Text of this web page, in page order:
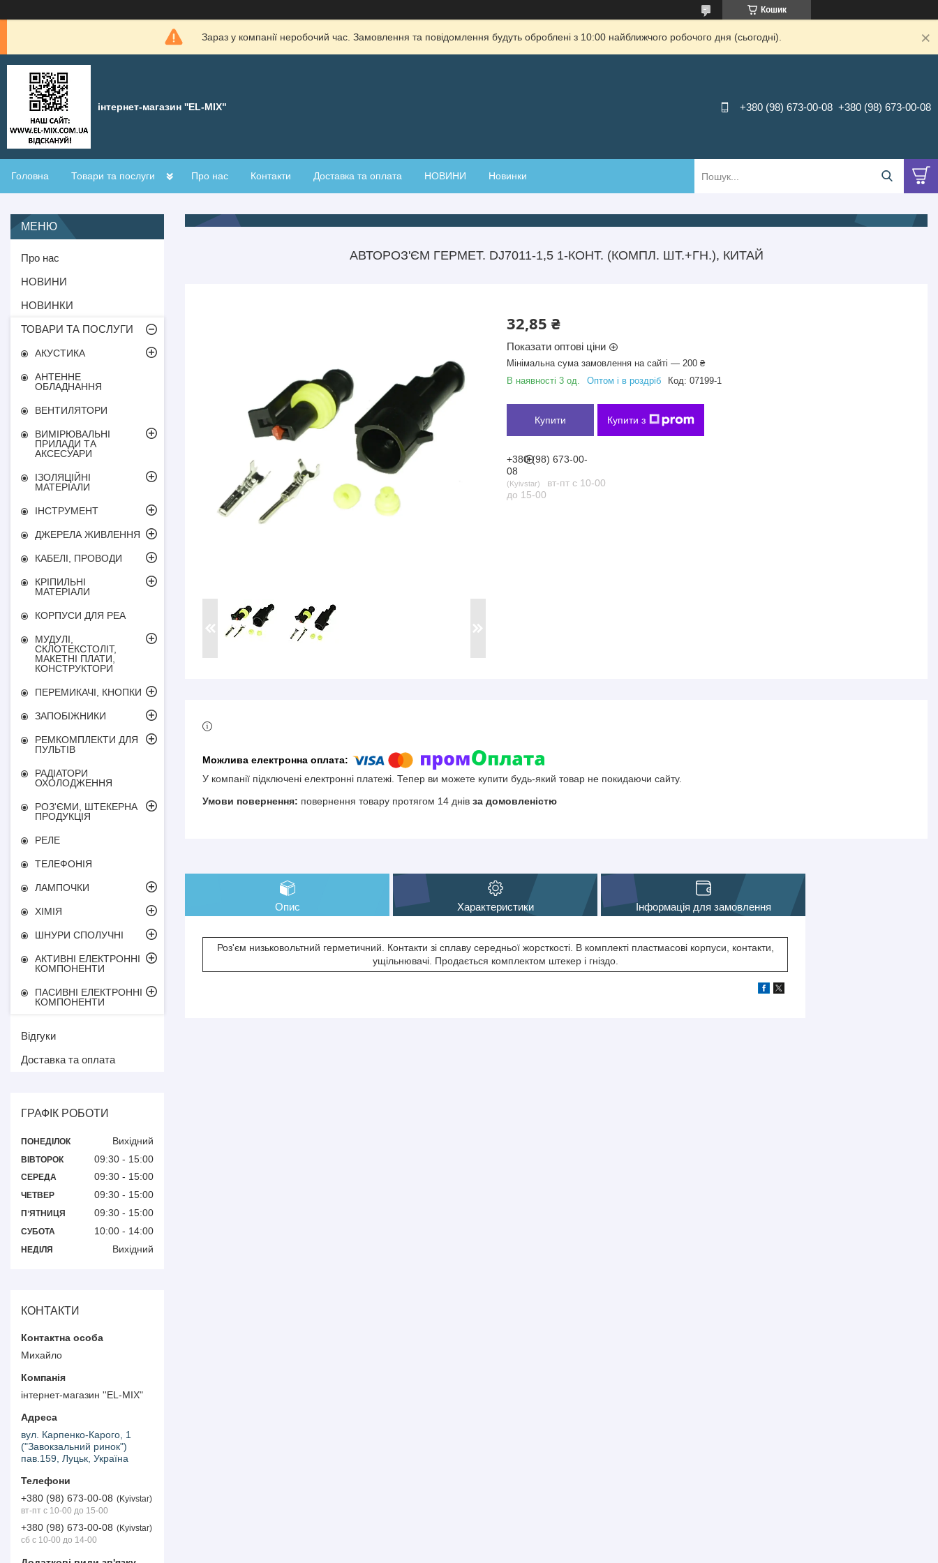
Кошик
Зараз у компанії неробочий час. Замовлення та повідомлення будуть оброблені з 10:00 найближчого робочого дня (сьогодні).
інтернет-магазин ''EL-MIX" +380 (98) 673-00-08 +380 (98) 673-00-08
Головна Товари та послуги Про нас Контакти Доставка та оплата НОВИНИ Новинки
АВТОРОЗ'ЄМ ГЕРМЕТ. DJ7011-1,5 1-КОНТ. (КОМПЛ. ШТ.+ГН.), КИТАЙ
32,85 ₴
Показати оптові ціни
Мінімальна сума замовлення на сайті — 200 ₴
В наявності 3 од.
Оптом і в роздріб Код: 07199-1
Купити Купити з
+380 (98) 673-00-
08
Kyivstar
вт-пт с 10-00
до 15-00
У компанії підключені електронні платежі. Тепер ви можете купити будь-який товар не покидаючи сайту.
повернення товару протягом 14 днів за домовленістю
Опис Характеристики Інформація для замовлення
Роз'єм низьковольтний герметичний. Контакти зі сплаву середньої жорсткості. В комплекті пластмасові корпуси, контакти,
ущільнювачі. Продається комплектом штекер і гніздо.
Про нас
НОВИНИ
НОВИНКИ
ТОВАРИ ТА ПОСЛУГИ
АКУСТИКА
АНТЕННЕ
ОБЛАДНАННЯ
ВЕНТИЛЯТОРИ
ВИМІРЮВАЛЬНІ
ПРИЛАДИ ТА
АКСЕСУАРИ
ІЗОЛЯЦІЙНІ
МАТЕРІАЛИ
ІНСТРУМЕНТ
ДЖЕРЕЛА ЖИВЛЕННЯ
КАБЕЛІ, ПРОВОДИ
КРІПИЛЬНІ
МАТЕРІАЛИ
КОРПУСИ ДЛЯ РЕА
МУДУЛІ,
СКЛОТЕКСТОЛІТ,
МАКЕТНІ ПЛАТИ,
КОНСТРУКТОРИ
ПЕРЕМИКАЧІ, КНОПКИ
ЗАПОБІЖНИКИ
РЕМКОМПЛЕКТИ ДЛЯ
ПУЛЬТІВ
РАДІАТОРИ
ОХОЛОДЖЕННЯ
РОЗ'ЄМИ, ШТЕКЕРНА
ПРОДУКЦІЯ
РЕЛЕ
ТЕЛЕФОНІЯ
ЛАМПОЧКИ
ХІМІЯ
ШНУРИ СПОЛУЧНІ
АКТИВНІ ЕЛЕКТРОННІ
КОМПОНЕНТИ
ПАСИВНІ ЕЛЕКТРОННІ
КОМПОНЕНТИ
Відгуки
Доставка та оплата
ГРАФІК РОБОТИ
ПОНЕДІЛОК Вихідний
ВІВТОРОК 09:30 15:00
СЕРЕДА 09:30 15:00
ЧЕТВЕР 09:30 15:00
ПʼЯТНИЦЯ 09:30 15:00
СУБОТА 10:00 14:00
НЕДІЛЯ Вихідний
КОНТАКТИ
Михайло
інтернет-магазин ''EL-MIX"
вул. Карпенко-Карого, 1
("Завокзальний ринок")
пав.159, Луцьк, Україна
+380 (98) 673-00-08
Kyivstar
вт-пт с 10-00 до 15-00
+380 (98) 673-00-08
Kyivstar
сб с 10-00 до 14-00